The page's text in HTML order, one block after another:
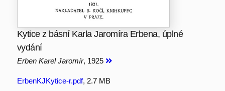
Kytice z básní Karla Jaromíra Erbena, úplné
vydání
Erben Karel Jaromír, 1925
ErbenKJKytice-r.pdf, 2.7 MB